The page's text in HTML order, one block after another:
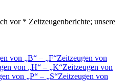
vor * Zeitzeugenberichte; unsere
von B – F Zeitzeugen von
von H – K Zeitzeugen von
von P – S Zeitzeugen von